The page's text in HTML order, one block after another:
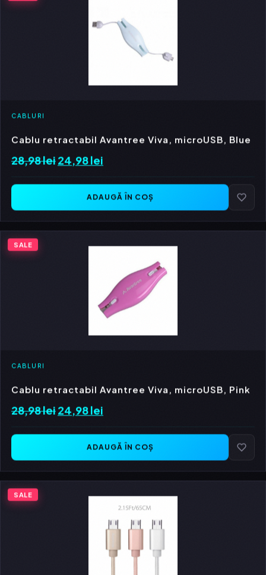
CABLURI
Cablu retractabil Avantree Viva, microUSB, Blue
28,98leiPrețul
fost:
28,98 lei.
24,98 lei
este:
24,98 lei.
ADAUGĂ ÎN COȘ
SALE
CABLURI
Cablu retractabil Avantree Viva, microUSB, Pink
28,98leiPrețul
fost:
28,98 lei.
24,98 lei
este:
24,98 lei.
ADAUGĂ ÎN COȘ
SALE